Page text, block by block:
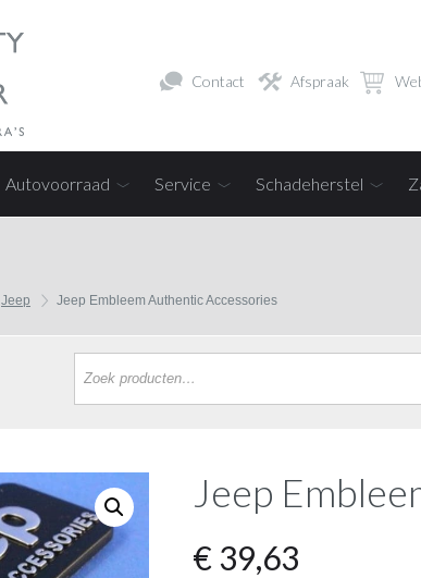
Contact Afspraak
Autovoorraad Service Schadeherstel
Jeep Jeep Embleem Authentic Accessories
Jeep
€39,63